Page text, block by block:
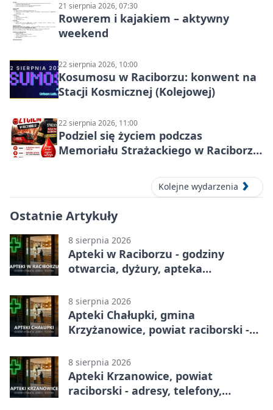
21 sierpnia 2026, 07:30
Rowerem i kajakiem – aktywny
weekend
22 sierpnia 2026, 10:00
Kosumosu w Raciborzu: konwent na
Stacji Kosmicznej (Kolejowej)
22 sierpnia 2026, 11:00
Podziel się życiem podczas
Memoriału Strażackiego w Raciborzu
Kolejne wydarzenia
Ostatnie Artykuły
8 sierpnia 2026
Apteki w Raciborzu - godziny
otwarcia, dyżury, apteka
8 sierpnia 2026
Apteki Chałupki, gmina
Krzyżanowice, powiat raciborski -
8 sierpnia 2026
Apteki Krzanowice, powiat
raciborski - adresy, telefony,